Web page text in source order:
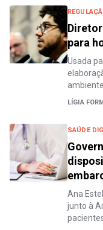
para
Usada
LÍGIA
SAÚDE
Ana
junto à